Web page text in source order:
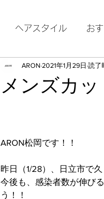
ヘアスタイル お
メンズカッ
ARON 2021年1月29日 読了
ARON松岡です！！
昨日（1/28）、日立市で
今後も、感染者数が伸び
う！！